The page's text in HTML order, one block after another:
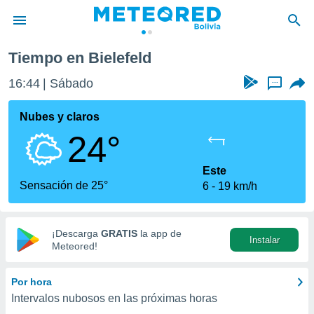
de
ha
calidad.
a este
las
y
digital
basada
Tiempo en Bielefeld
16:44 Sábado ...
Nubes y claros
24°
Sensación de 25°
Este
6
19 km/h
¡Descarga GRATIS la app de
Meteored!
Instalar
Por hora
Intervalos nubosos en las próximas horas